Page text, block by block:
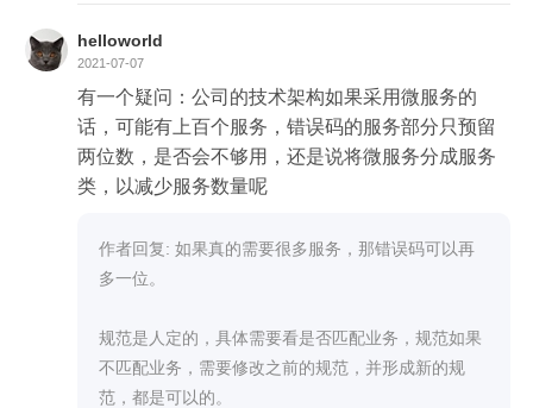
helloworld
2021-07-07
有一个疑问：公司的技术架构如果采用微服务的
话，可能有上百个服务，错误码的服务部分只预留
两位数，是否会不够用，还是说将微服务分成服务
类，以减少服务数量呢
作者回复: 如果真的需要很多服务，那错误码可以再
多一位。
规范是人定的，具体需要看是否匹配业务，规范如果
不匹配业务，需要修改之前的规范，并形成新的规
范，都是可以的。